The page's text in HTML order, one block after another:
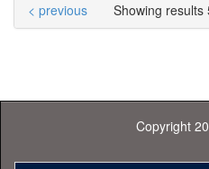
Showing results
< previous
Copyright